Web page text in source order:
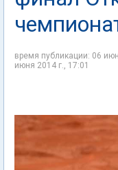
время публикации: 06
июня 2014 г., 17:01